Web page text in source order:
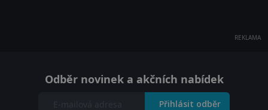
REKLAMA
Odběr novinek a akčních nabídek
Přihlásit odběr